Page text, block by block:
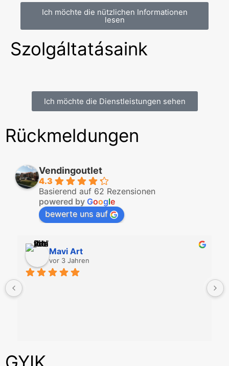
Ich möchte die nützlichen Informationen
lesen
Szolgáltatásaink
Ich möchte die Dienstleistungen sehen
Rückmeldungen
Vendingoutlet
4.3
Basierend auf 62 Rezensionen
powered by Google
bewerte uns auf
Mavi Art
vor 3 Jahren